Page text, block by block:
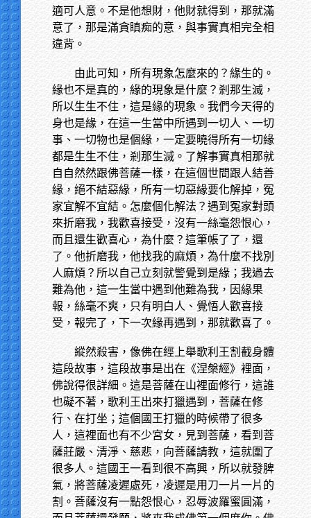
適可人意。不是他想財，他財就得到，那就滿
意了，那是滿貪瞋痴的意，與事實真相完全相
違背。
由此可知，所有現象怎麼來的？緣生的。
緣也不是真的，緣的現象是什麼？剎那生滅，
所以生生不住，這是緣的現象。我們今天得的
身也是緣，在這一生當中所遇到一切人、一切
事、一切物也是個緣，一定要曉得所有一切緣
都是生生不住，剎那生滅。了解事實真相那就
自自然然跟佛菩薩一樣，在這個世間跟人結善
緣，絕不結惡緣，所有一切惡緣要化解掉，冤
家宜解不宜結。怎麼個化解法？遇到冤家對頭
來折磨我，我歡喜接受，沒有一絲毫怨恨心，
而且還生歡喜心，為什麼？這筆帳了了，還
了。他折磨我，他找我的麻煩，為什麼不找別
人麻煩？所以自己立刻就警覺到是緣；我過去
難為他，這一生當中遇到他難為我，因緣果
報，絲毫不爽，只有明白人、覺悟人歡喜接
受，報完了，下一次緣再遇到，那就歡喜了。
縱然殺害，像佛在經上舉歌利王割截身體
這段故事，這段故事是出在《涅槃經》裡面，
佛說得很詳細。這是菩薩在山裡面修行，這誰
也礙不著，歌利王出來打獵遇到，菩薩在修
行、在打坐；這個國王打獵的時候帶了很多
人，這裡面也有不少宮女，見到菩薩，看到菩
薩莊嚴、清淨、慈悲，向菩薩請教，這就圍了
很多人。這國王一看到很不高興，所以就發脾
氣，將菩薩凌遲處死，凌遲是用刀一片一片的
割。菩薩沒有一點怨恨心，忍辱波羅蜜圓滿，